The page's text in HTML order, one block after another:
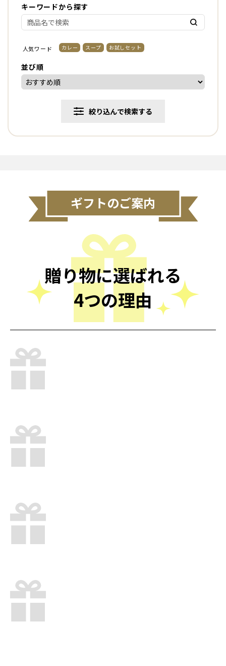
キーワードから探す
並び順
人気ワード カレー スープ お試しセット
絞り込んで検索する
ギフトのご案内
贈り物に選ばれる
4つの理由